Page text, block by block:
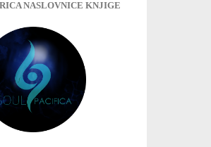
NASLOVNICE KNJIGE